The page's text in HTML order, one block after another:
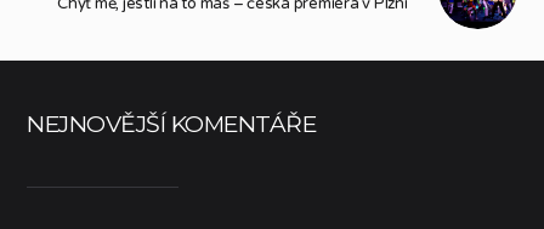
Chyť mě, jestli na to máš – česká premiéra v Plzni
NEJNOVĚJŠÍ KOMENTÁŘE